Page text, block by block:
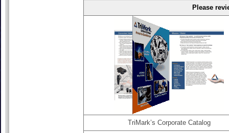
Please
TriMark’s Corporate Catalog